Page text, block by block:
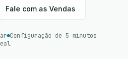
Fale com as Vendas
Configuração de 5 minutos